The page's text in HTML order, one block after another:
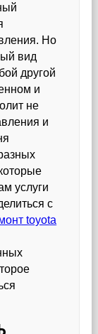
Но
вид
другой
и
не
и
услуги
с
toyota